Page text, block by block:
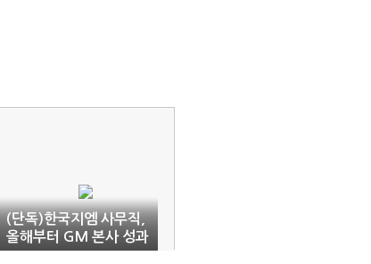
(단독)한국지엠 사무직,
올해부터 GM 본사 성과
급 받는다